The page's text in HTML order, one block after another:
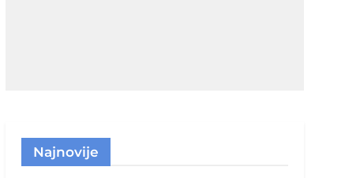
Najnovije